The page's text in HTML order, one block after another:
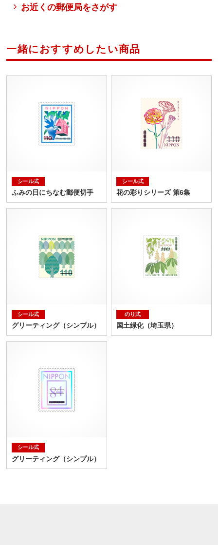
お近くの郵便局をさがす
一緒におすすめしたい商品
シール式
ふみの日にちなむ郵便切手
シール式
花の彩りシリーズ 第6集
シール式
グリーティング（シンプル）
のり式
国土緑化（埼玉県）
シール式
グリーティング（シンプル）